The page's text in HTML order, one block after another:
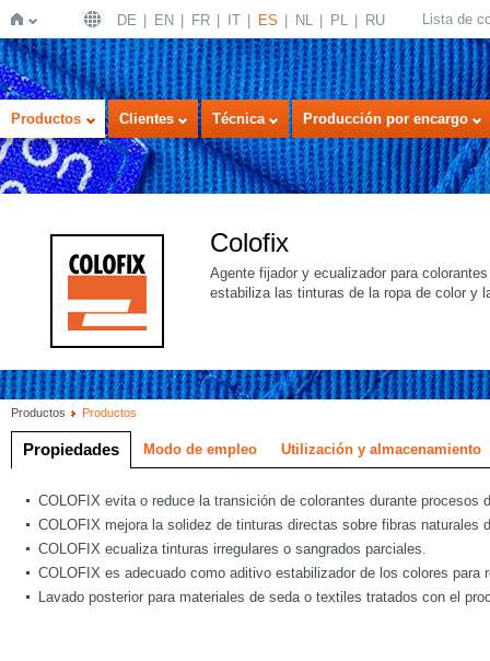
Inicio
DE EN FR IT ES NL PL RU Lista de
Productos Clientes Técnica Producción por encargo
Colofix
Agente fijador y ecualizador para
estabiliza las tinturas de la ropa de color y
Productos Productos
Propiedades Modo de empleo Utilización y almacenamiento
COLOFIX evita o reduce la transición de colorantes durante procesos
COLOFIX mejora la solidez de tinturas directas sobre fibras naturales
COLOFIX ecualiza tinturas irregulares o sangrados parciales.
COLOFIX es adecuado como aditivo estabilizador de los colores para
Lavado posterior para materiales de seda o textiles tratados con el